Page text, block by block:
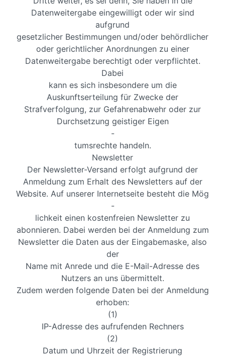
Datenweitergabe eingewilligt oder wir sind
aufgrund
gesetzlicher Bestimmungen und/oder behördlicher
oder gerichtlicher Anordnungen zu einer
Datenweitergabe berechtigt oder verpflichtet.
Dabei
kann es sich insbesondere um die
Auskunftserteilung für Zwecke der
Strafverfolgung, zur Gefahrenabwehr oder zur
Durchsetzung geistiger Eigen
-
tumsrechte handeln.
Newsletter
Der Newsletter-Versand erfolgt aufgrund der
Anmeldung zum Erhalt des Newsletters auf der
Website. Auf unserer Internetseite besteht die Mög
-
lichkeit einen kostenfreien Newsletter zu
abonnieren. Dabei werden bei der Anmeldung zum
Newsletter die Daten aus der Eingabemaske, also
der
Name mit Anrede und die E-Mail-Adresse des
Nutzers an uns übermittelt.
Zudem werden folgende Daten bei der Anmeldung
erhoben:
(1)
IP-Adresse des aufrufenden Rechners
(2)
Datum und Uhrzeit der Registrierung